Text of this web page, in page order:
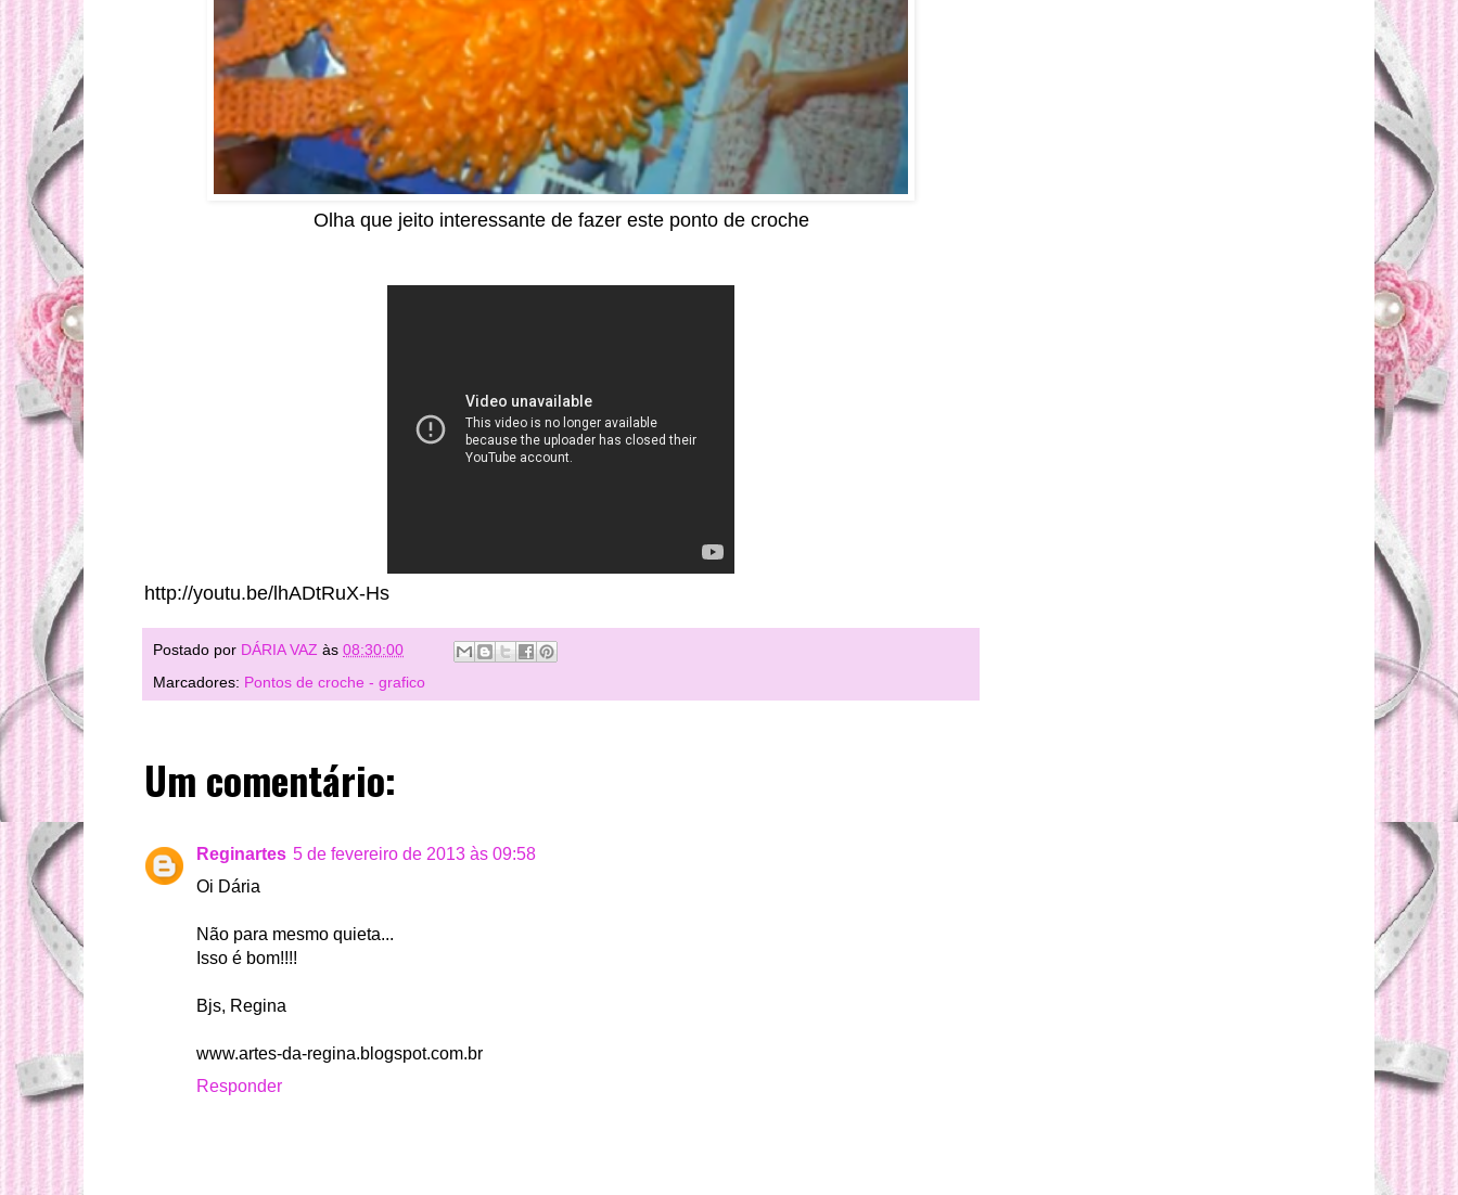
Olha que jeito interessante de fazer este ponto de croche
http://youtu.be/lhADtRuX-Hs
Postado por DÁRIA VAZ às 08:30:00
Marcadores: Pontos de croche - grafico
Um comentário:
Reginartes 5 de fevereiro de 2013 às 09:58
Oi Dária
Não para mesmo quieta...
Isso é bom!!!!
Bjs, Regina
www.artes-da-regina.blogspot.com.br
Responder